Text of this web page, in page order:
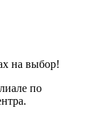
на выбор!
по